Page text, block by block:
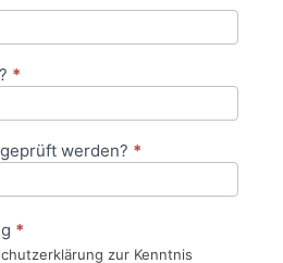
*
werden? *
*
zur Kenntnis